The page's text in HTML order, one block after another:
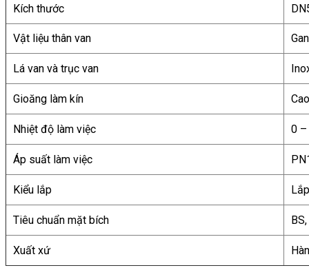
Kích thước
Vật liệu thân van
Lá van và trục van
Gioăng làm kín
Nhiệt độ làm việc 0 –
Áp suất làm việc
Kiểu lắp
Tiêu chuẩn mặt bích
Xuất xứ